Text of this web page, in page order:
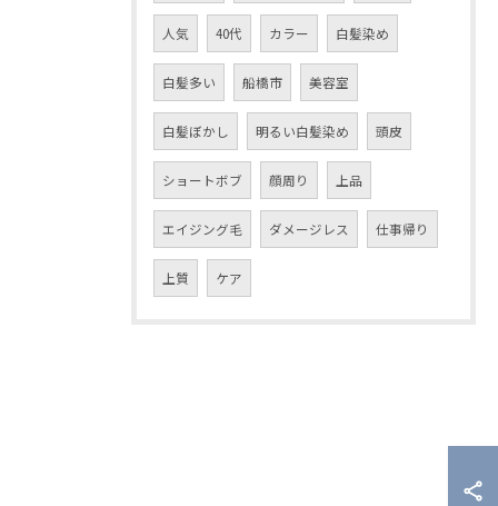
人気 40代 カラー 白髪染め
白髪多い 船橋市 美容室
白髪ぼかし 明るい白髪染め 頭皮
ショートボブ 顔周り 上品
エイジング毛 ダメージレス 仕事帰り
上質 ケア